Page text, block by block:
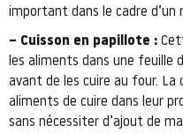
important dans le cadre d’un
– Cuisson en papillote :
les aliments dans une feuille
avant de les cuire au four. La
aliments de cuire dans leur
sans nécessiter d’ajout de